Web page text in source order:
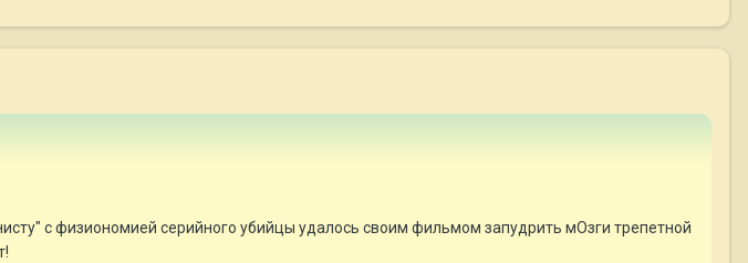
с физиономией серийного убийцы удалось своим фильмом запудрить мОзги трепетной